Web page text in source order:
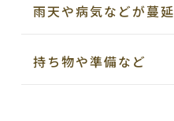
雨天や病気などが蔓
持ち物や準備など